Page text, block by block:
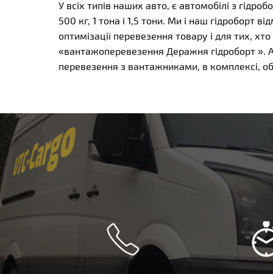
У всіх типів наших авто, є автомобілі з
500 кг, 1 тона і 1,5 тони. Ми і наш гідроборт
оптимізації перевезення товару і для тих,
«вантажоперевезення Деражня гідроборт ».
перевезення з вантажниками, в комплексі,